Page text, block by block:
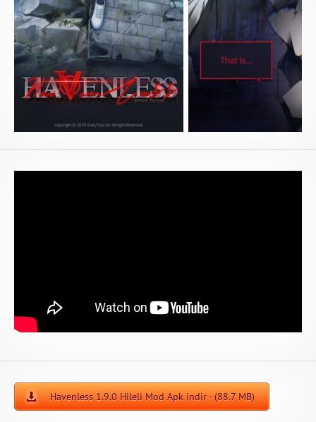
Havenless 1.9.0 Hileli Mod Apk indir - (88.7 MB)